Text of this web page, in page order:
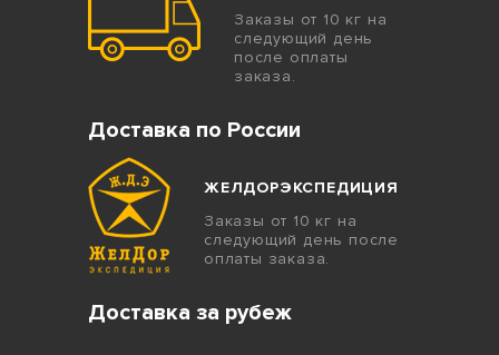
Заказы от 10 кг на
следующий день
после оплаты
заказа.
Доставка по России
ЖЕЛДОРЭКСПЕДИЦИЯ
Заказы от 10 кг на
следующий день после
оплаты заказа.
Доставка за рубеж